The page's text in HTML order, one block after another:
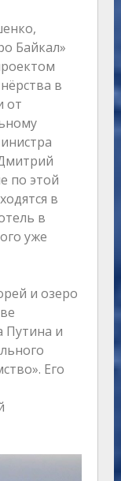
Байкал»
в
от
по этой
в
в
уже
и озеро
Путина и
Его